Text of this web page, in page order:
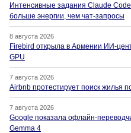
Интенсивные задания Claude Code
больше энергии, чем чат-запросы
8 августа 2026
Firebird открыла в Армении ИИ-
GPU
7 августа 2026
Airbnb протестирует поиск жилья
7 августа 2026
Google показала офлайн-
Gemma 4